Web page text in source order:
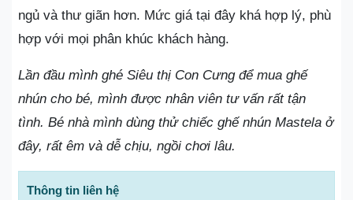
ngủ và thư giãn hơn. Mức giá tại đây khá hợp lý, phù
hợp với mọi phân khúc khách hàng.
Lần đầu mình ghé Siêu thị Con Cưng để mua ghế
nhún cho bé, mình được nhân viên tư vấn rất tận
tình. Bé nhà mình dùng thử chiếc ghế nhún Mastela ở
đây, rất êm và dễ chịu, ngồi chơi lâu.
Thông tin liên hệ